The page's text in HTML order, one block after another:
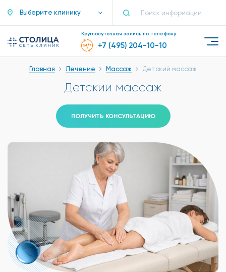
Выберите клинику
Круглосуточная запись по телефону
+7 (495) 204-10-10
Главная Лечение Массаж Детский массаж
Детский массаж
ПОЛУЧИТЬ КОНСУЛЬТАЦИЮ